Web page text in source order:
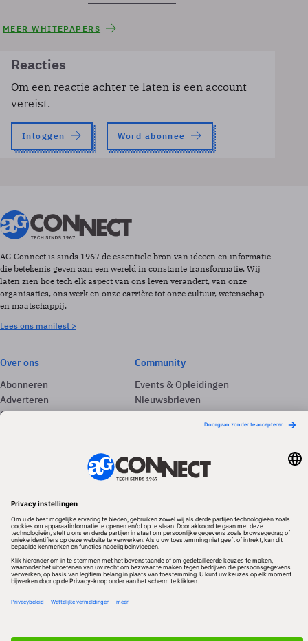
MEER WHITEPAPERS
Reacties
Om een reactie achter te laten is een account
vereist.
Inloggen Word abonnee
AG Connect is sinds 1967 de essentiële bron van ideeën en informatie
die betekenis geven aan een wereld in constante transformatie. Wij
laten zien hoe tech elk aspect van ons leven verandert, van onze
organisaties, ons werk en onze carrière tot onze cultuur, wetenschap
en maatschappij.
Lees ons manifest >
Over ons
Abonneren
Adverteren
Contact
Community
Events & Opleidingen
Nieuwsbrieven
Vacatures
Redactionele partner